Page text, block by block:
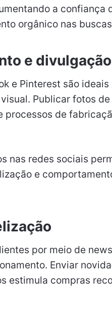
a confiança
orgânico nas
e divulgação
e Pinterest são
Publicar fotos
de
nas redes sociais
e
por meio de
Enviar
estimula compras